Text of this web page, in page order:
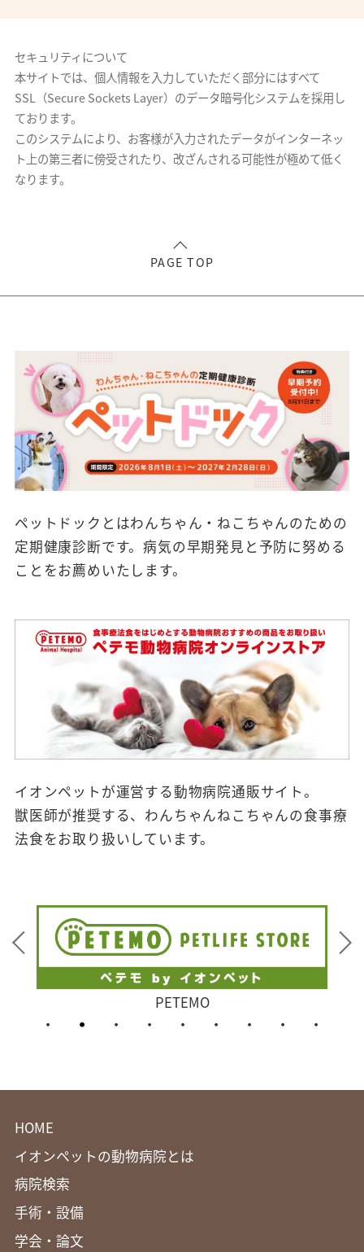
セキュリティについて
本サイトでは、個人情報を入力していただく部分にはすべて
SSL（Secure Sockets Layer）のデータ暗号化システムを採用し
ております。
このシステムにより、お客様が入力されたデータがインターネッ
ト上の第三者に傍受されたり、改ざんされる可能性が極めて低く
なります。
PAGE TOP
ペットドックとはわんちゃん・ねこちゃんのための
定期健康診断です。病気の早期発見と予防に努める
ことをお薦めいたします。
イオンペットが運営する動物病院通販サイト。
獣医師が推奨する、わんちゃんねこちゃんの食事療
法食をお取り扱いしています。
PETEMO
HOME
イオンペットの動物病院とは
病院検索
手術・設備
学会・論文